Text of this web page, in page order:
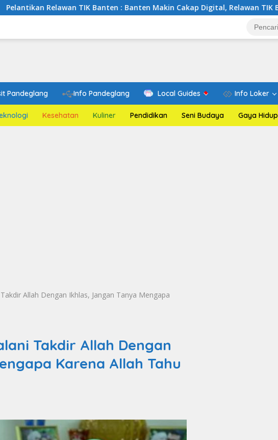
TIK Banten : Banten Makin Cakap Digital, Relawan TIK Bergerak
Pandeglang Info Pandeglang Local Guides Info Loker
Kesehatan Kuliner Pendidikan Seni Budaya Gaya Hidup
Allah Dengan Ikhlas, Jangan Tanya Mengapa
Takdir Allah Dengan
Karena Allah Tahu